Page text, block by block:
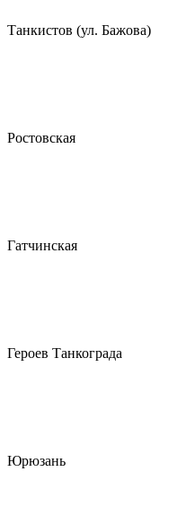
Танкистов (ул. Бажова)
Ростовская
Гатчинская
Героев Танкограда
Юрюзань